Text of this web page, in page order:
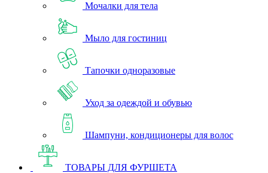
Мочалки для тела
Мыло для гостиниц
Тапочки одноразовые
Уход за одеждой и обувью
Шампуни, кондиционеры для волос
ТОВАРЫ ДЛЯ ФУРШЕТА